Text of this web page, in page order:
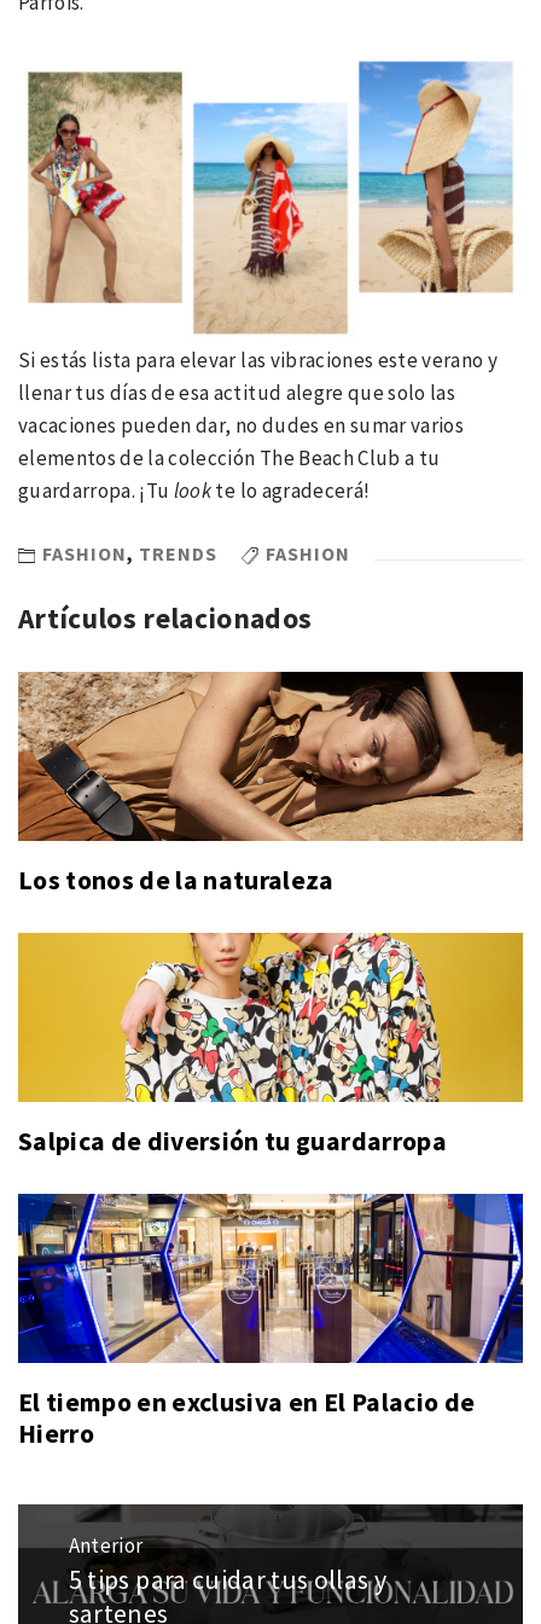
Si estás lista para elevar las vibraciones este verano y
llenar tus días de esa actitud alegre que solo las
vacaciones pueden dar, no dudes en sumar varios
elementos de la colección The Beach Club a tu
guardarropa. ¡Tu lookte lo agradecerá!
FASHION, TRENDS FASHION
Artículos relacionados
Los tonos de la naturaleza
Salpica de diversión tu guardarropa
El tiempo en exclusiva en El Palacio de
Hierro
Navegación
entradas
Anterior
Entrada
anterior:
5 tips para cuidar tus ollas y
sartenes